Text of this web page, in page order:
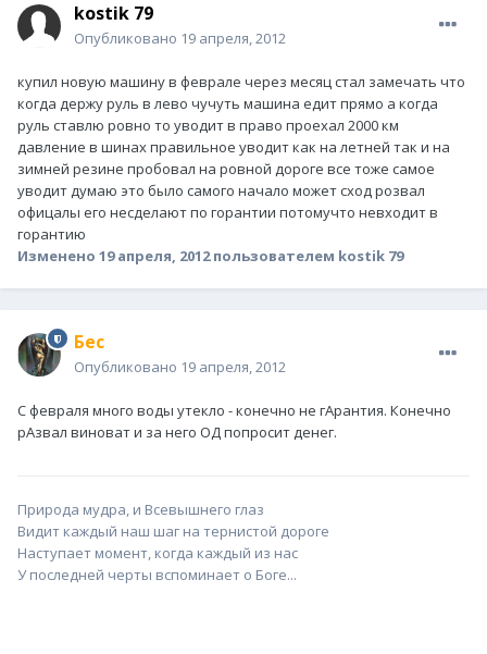
kostik 79
Опубликовано 19 апреля, 2012
купил новую машину в феврале через месяц стал замечать что
когда держу руль в лево чучуть машина едит прямо а когда
руль ставлю ровно то уводит в право проехал 2000 км
давление в шинах правильное уводит как на летней так и на
зимней резине пробовал на ровной дороге все тоже самое
уводит думаю это было самого начало может сход розвал
офицалы его несделают по горантии потомучто невходит в
горантию
Изменено 19 апреля, 2012пользователем kostik 79
Бес
Опубликовано 19 апреля, 2012
С февраля много воды утекло - конечно не гАрантия. Конечно
рАзвал виноват и за него ОД попросит денег.
Природа мудра, и Всевышнего глаз
Видит каждый наш шаг на тернистой дороге
Наступает момент, когда каждый из нас
У последней черты вспоминает о Боге...